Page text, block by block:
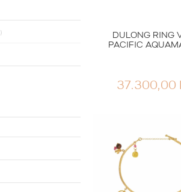
DULONG RING
PACIFIC
37.300,00